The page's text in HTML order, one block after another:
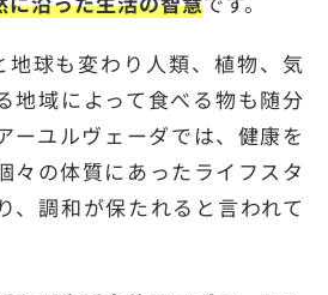
球も変わり人類、植物、気
地域によって食べる物も随分
ーユルヴェーダでは、健康を
々の体質にあったライフスタ
、調和が保たれると言われて